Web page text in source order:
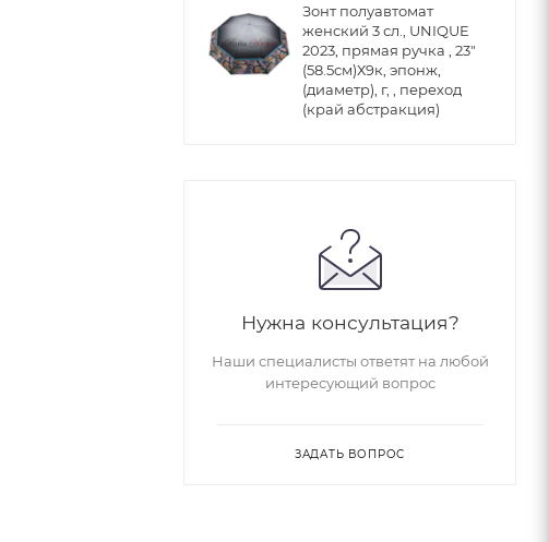
Зонт полуавтомат
женский 3 сл., UNIQUE
2023, прямая ручка , 23"
(58.5см)Х9к, эпонж,
(диаметр), г, , переход
(край абстракция)
Нужна консультация?
Наши специалисты ответят на любой
интересующий вопрос
ЗАДАТЬ ВОПРОС